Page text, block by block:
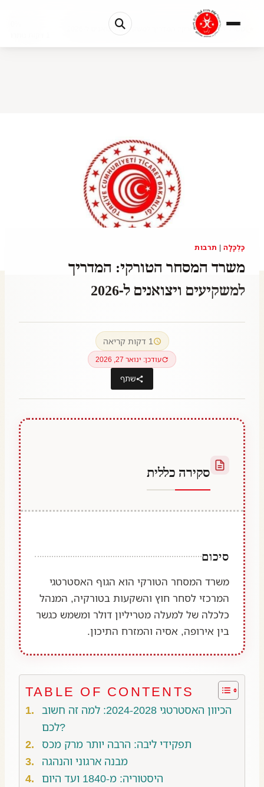
משרד המסחר הטורקי: המדריך למשקיעים ויצואנים ל-2026
כַּלְכָּלָה| תרבות
משרד המסחר הטורקי: המדריך
למשקיעים ויצואנים ל-2026
1 דקות קריאה
עודכן: ינואר 27, 2026
שתף
סקירה כללית
סיכום
משרד המסחר הטורקי הוא הגוף האסטרטגי
המרכזי לסחר חוץ והשקעות בטורקיה, המנהל
כלכלה של למעלה מטריליון דולר ומשמש כגשר
בין אירופה, אסיה והמזרח התיכון.
TABLE OF CONTENTS
הכיוון האסטרטגי 2024-2028: למה זה חשוב
לכם?
תפקידי ליבה: הרבה יותר מרק מכס
מבנה ארגוני והנהגה
היסטוריה: מ-1840 ועד היום